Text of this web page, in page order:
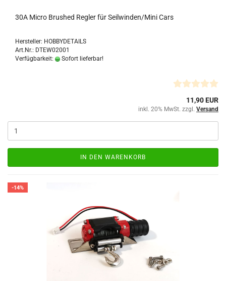
30A Micro Brushed Regler für Seilwinden/Mini Cars
Hersteller: HOBBYDETAILS
Art.Nr.: DTEW02001
Verfügbarkeit:
Sofort lieferbar!
11,90 EUR
inkl. 20% MwSt. zzgl. Versand
IN DEN WARENKORB
-14%